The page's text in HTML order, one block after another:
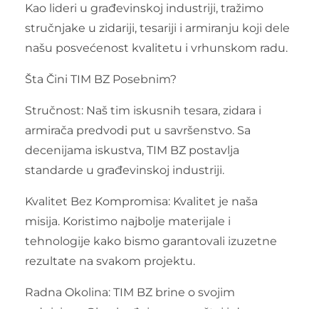
Kao lideri u građevinskoj industriji, tražimo
stručnjake u zidariji, tesariji i armiranju koji dele
našu posvećenost kvalitetu i vrhunskom radu.
Šta Čini TIM BZ Posebnim?
Stručnost: Naš tim iskusnih tesara, zidara i
armirača predvodi put u savršenstvo. Sa
decenijama iskustva, TIM BZ postavlja
standarde u građevinskoj industriji.
Kvalitet Bez Kompromisa: Kvalitet je naša
misija. Koristimo najbolje materijale i
tehnologije kako bismo garantovali izuzetne
rezultate na svakom projektu.
Radna Okolina: TIM BZ brine o svojim